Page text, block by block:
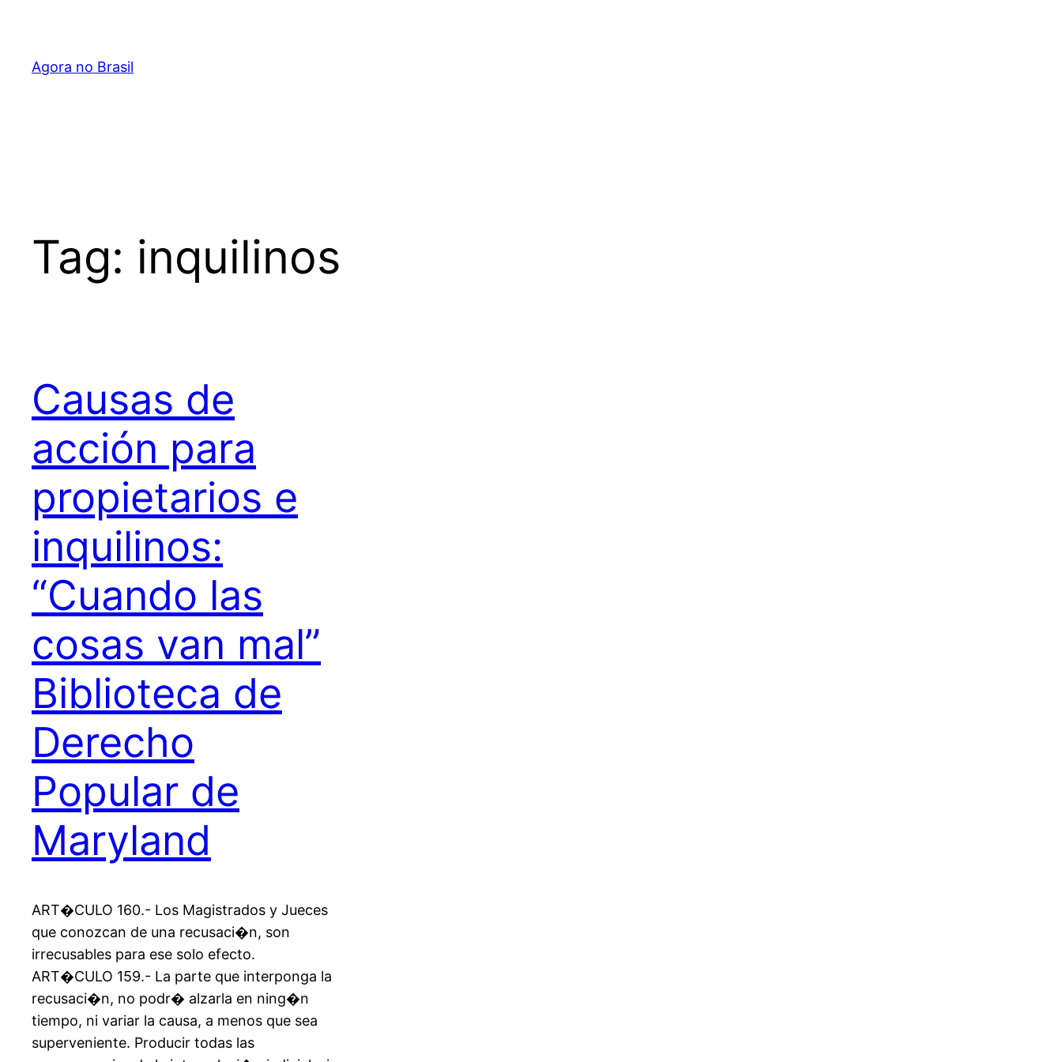
Agora no Brasil
Tag: inquilinos
Causas de
acción para
propietarios e
inquilinos:
“Cuando las
cosas van mal”
Biblioteca de
Derecho
Popular de
Maryland
ART�CULO 160.- Los Magistrados y Jueces
que conozcan de una recusaci�n, son
irrecusables para ese solo efecto.
ART�CULO 159.- La parte que interponga la
recusaci�n, no podr� alzarla en ning�n
tiempo, ni variar la causa, a menos que sea
superveniente. Producir todas las